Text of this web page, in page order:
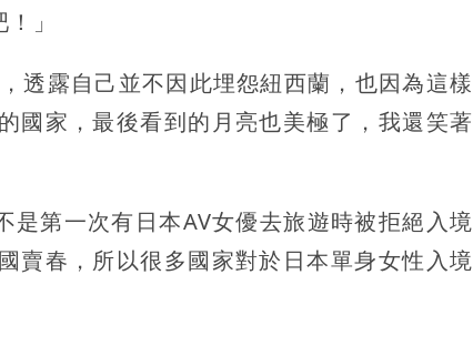
」
透露自己並不因此埋怨紐西蘭，也因為這樣
國家，最後看到的月亮也美極了，我還笑著
第一次有日本AV女優去旅遊時被拒絕入境
賣春，所以很多國家對於日本單身女性入境